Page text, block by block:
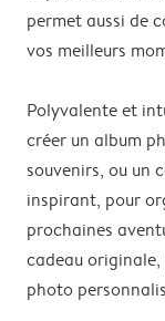
permet aussi de
vos meilleurs
Polyvalente et
créer un album
souvenirs, ou un
inspirant, pour
prochaines
cadeau originale,
photo